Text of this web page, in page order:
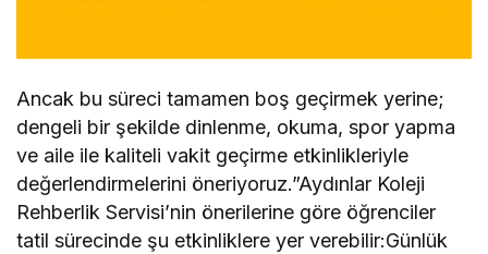
Ancak bu süreci tamamen boş geçirmek yerine;
dengeli bir şekilde dinlenme, okuma, spor yapma
ve aile ile kaliteli vakit geçirme etkinlikleriyle
değerlendirmelerini öneriyoruz.”Aydınlar Koleji
Rehberlik Servisi’nin önerilerine göre öğrenciler
tatil sürecinde şu etkinliklere yer verebilir:Günlük